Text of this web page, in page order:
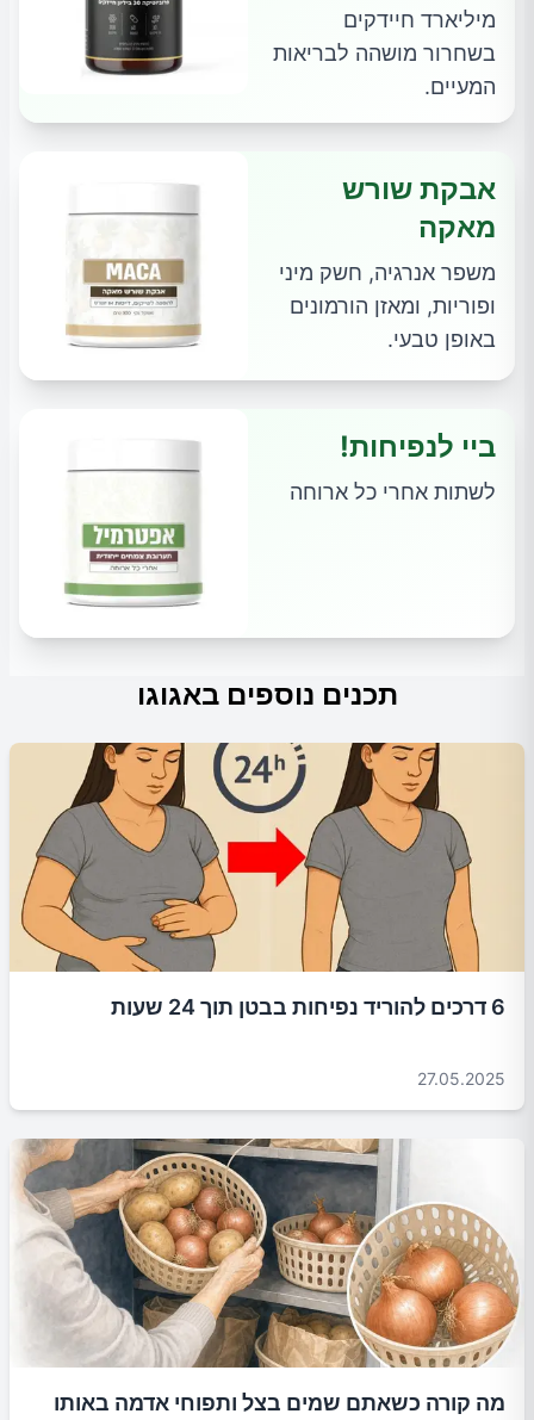
מיליארד חיידקים
בשחרור מושהה לבריאות
המעיים.
אבקת שורש
מאקה
משפר אנרגיה, חשק מיני
ופוריות, ומאזן הורמונים
באופן טבעי.
ביי לנפיחות!
לשתות אחרי כל ארוחה
תכנים נוספים באגוגו
6 דרכים להוריד נפיחות בבטן תוך 24 שעות
27.05.2025
מה קורה כשאתם שמים בצל ותפוחי אדמה באותו